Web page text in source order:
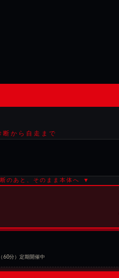
から自走まで
のあと、そのまま本体へ ▼
60分）定期開催中